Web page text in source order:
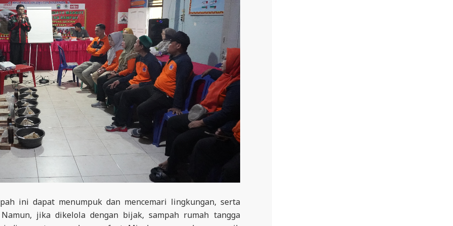
ini dapat menumpuk dan mencemari lingkungan, serta
jika dikelola dengan bijak, sampah rumah tangga